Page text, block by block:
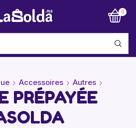
0
Accessoires Autres
PRÉPAYÉE